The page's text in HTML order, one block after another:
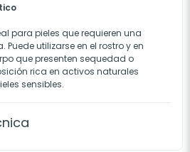
para pieles que requieren una
utilizarse en el rostro y en
que presenten sequedad o
rica en activos naturales
sensibles.